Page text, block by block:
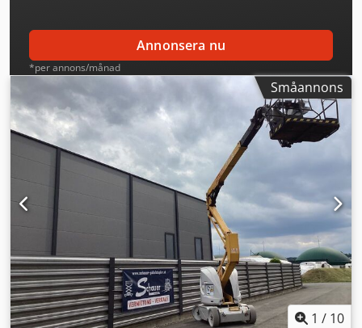
Annonsera nu
*per annons/månad
Småannons
1 / 10